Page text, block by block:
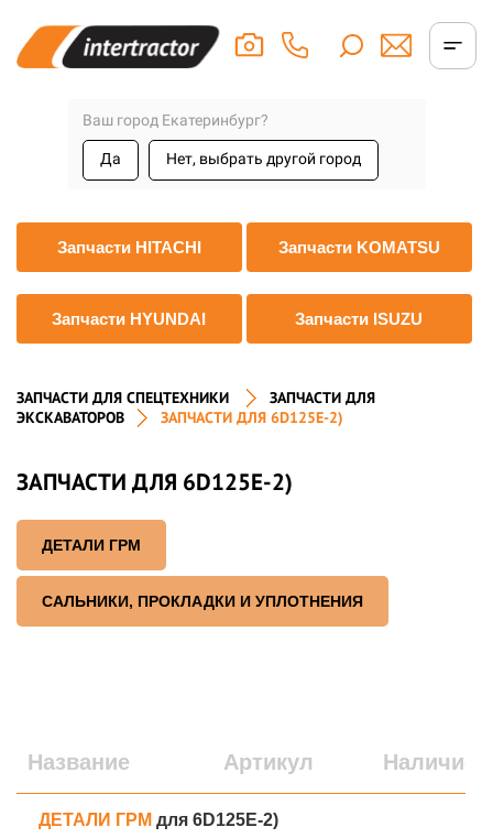
Ваш город Екатеринбург?
Да Нет, выбрать другой город
Запчасти HITACHI Запчасти KOMATSU
Запчасти HYUNDAI Запчасти ISUZU
ЗАПЧАСТИ ДЛЯ СПЕЦТЕХНИКИ
ЗАПЧАСТИ ДЛЯ
ЭКСКАВАТОРОВ
ЗАПЧАСТИ ДЛЯ 6D125E-2)
ЗАПЧАСТИ ДЛЯ 6D125E-2)
ДЕТАЛИ ГРМ
САЛЬНИКИ, ПРОКЛАДКИ И УПЛОТНЕНИЯ
Название Артикул Наличие
ДЕТАЛИ ГРМ для 6D125E-2)